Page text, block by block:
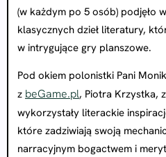
(w każdym po 5 osób) podjęło
klasycznych dzieł literatury,
w intrygujące gry planszowe.
Pod okiem polonistki Pani
z beGame.pl, Piotra Krzystka,
wykorzystały literackie
które zadziwiają swoją
narracyjnym bogactwem i